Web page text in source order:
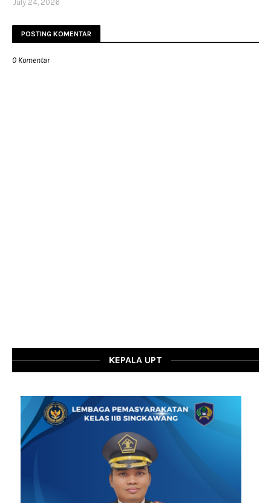
July 24, 2026
POSTING KOMENTAR
0 Komentar
KEPALA UPT